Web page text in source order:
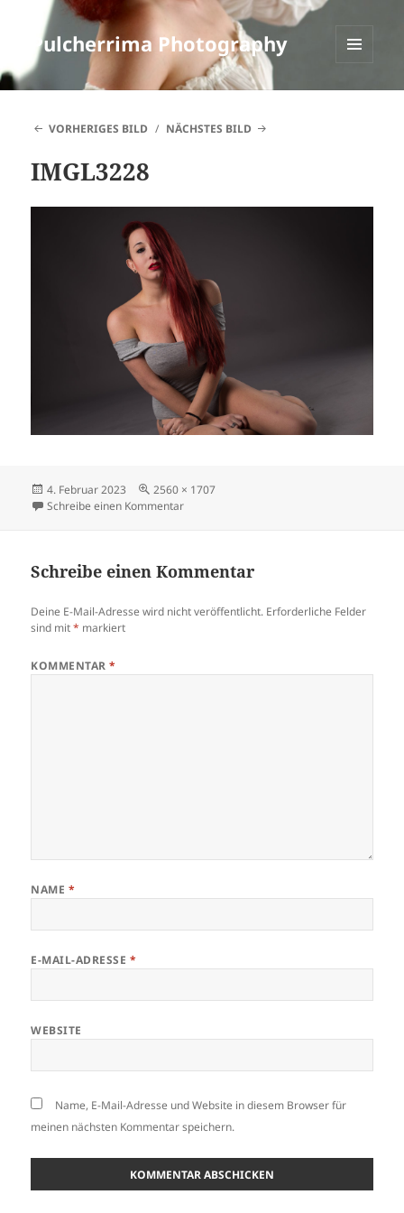
Pulcherrima Photography
VORHERIGES BILD
NÄCHSTES BILD
IMGL3228
Veröffentlicht
am
4. Februar 2023 Originalgröße
2560 × 1707
Schreibe einen Kommentarzu IMGL3228
Schreibe einen Kommentar
Deine E-Mail-Adresse wird nicht veröffentlicht. Erforderliche Felder
sind mit* markiert
KOMMENTAR*
NAME *
E-MAIL-ADRESSE *
WEBSITE
Name, E-Mail-Adresse und Website in diesem Browser für
meinen nächsten Kommentar speichern.